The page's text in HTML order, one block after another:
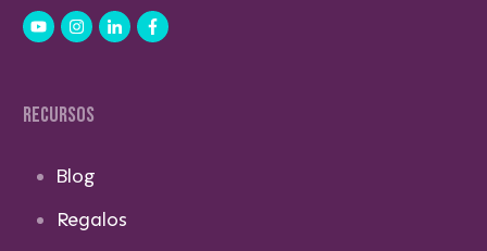
RECURSOS
Blog
Regalos